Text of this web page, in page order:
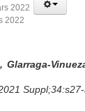
2022
2022
Glarraga-